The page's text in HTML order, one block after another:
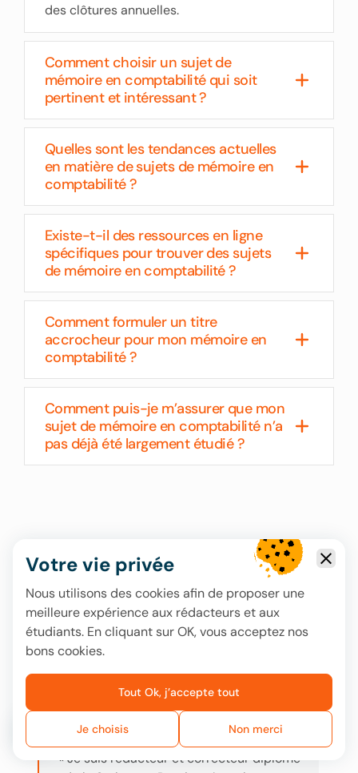
des clôtures annuelles.
Comment choisir un sujet de
mémoire en comptabilité qui soit
pertinent et intéressant ?
Quelles sont les tendances actuelles
en matière de sujets de mémoire en
comptabilité ?
Existe-t-il des ressources en ligne
spécifiques pour trouver des sujets
de mémoire en comptabilité ?
Comment formuler un titre
accrocheur pour mon mémoire en
comptabilité ?
Comment puis-je m’assurer que mon
sujet de mémoire en comptabilité n’a
pas déjà été largement étudié ?
Adam Lapin
Rédacteur, correcteur
« Je suis rédacteur et correcteur diplômé
Votre vie privée
Nous utilisons des cookies afin de proposer une
meilleure expérience aux rédacteurs et aux
étudiants. En cliquant sur OK, vous acceptez nos
bons cookies.
Je choisis
Tout Ok, j’accepte tout
Non merci
Avez-vous des questions ?